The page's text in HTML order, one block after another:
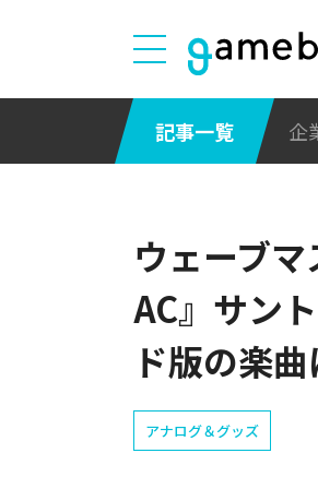
記事一覧 企
ウェーブ
AC』サン
ド版の楽
アナログ＆グッズ